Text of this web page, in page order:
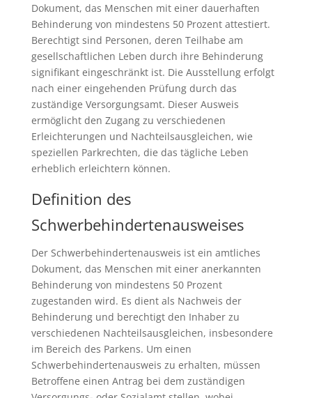
Dokument, das Menschen mit einer dauerhaften
Behinderung von mindestens 50 Prozent attestiert.
Berechtigt sind Personen, deren Teilhabe am
gesellschaftlichen Leben durch ihre Behinderung
signifikant eingeschränkt ist. Die Ausstellung erfolgt
nach einer eingehenden Prüfung durch das
zuständige Versorgungsamt. Dieser Ausweis
ermöglicht den Zugang zu verschiedenen
Erleichterungen und Nachteilsausgleichen, wie
speziellen Parkrechten, die das tägliche Leben
erheblich erleichtern können.
Definition des
Schwerbehindertenausweises
Der Schwerbehindertenausweis ist ein amtliches
Dokument, das Menschen mit einer anerkannten
Behinderung von mindestens 50 Prozent
zugestanden wird. Es dient als Nachweis der
Behinderung und berechtigt den Inhaber zu
verschiedenen Nachteilsausgleichen, insbesondere
im Bereich des Parkens. Um einen
Schwerbehindertenausweis zu erhalten, müssen
Betroffene einen Antrag bei dem zuständigen